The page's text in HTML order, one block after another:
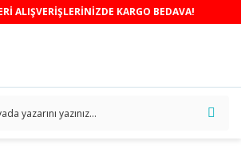
ALIŞVERİŞLERİNİZDE KARGO BEDAVA!